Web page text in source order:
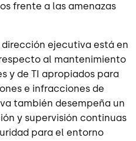
frente a las amenazas
ejecutiva está en
al mantenimiento
y de TI apropiados para
e infracciones de
también desempeña un
y supervisión continuas
para el entorno